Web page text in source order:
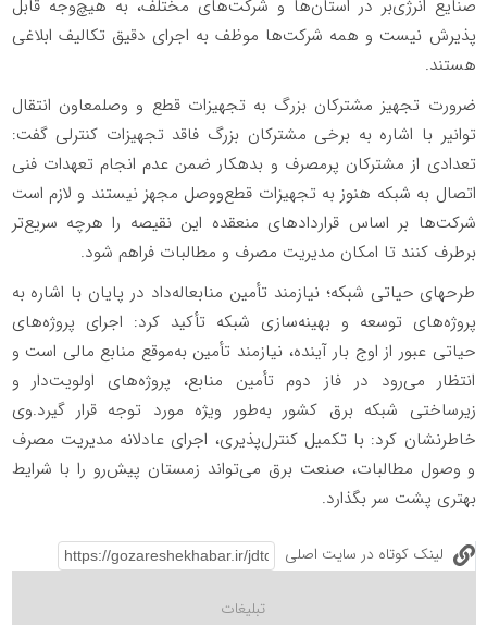
صنایع انرژی‌بر در استان‌ها و شرکت‌های مختلف، به هیچ‌وجه قابل
پذیرش نیست و همه شرکت‌ها موظف به اجرای دقیق تکالیف ابلاغی
هستند.
ضرورت تجهیز مشترکان بزرگ به تجهیزات قطع‌ و وصلمعاون انتقال
توانیر با اشاره به برخی مشترکان بزرگ فاقد تجهیزات کنترلی گفت:
تعدادی از مشترکان پرمصرف و بدهکار ضمن عدم انجام تعهدات فنی
اتصال به شبکه هنوز به تجهیزات قطع‌ووصل مجهز نیستند و لازم است
شرکت‌ها بر اساس قراردادهای منعقده این نقیصه را هرچه سریع‌تر
برطرف کنند تا امکان مدیریت مصرف و مطالبات فراهم شود.
طرحهای حیاتی شبکه؛ نیازمند تأمین منابعاله‌داد در پایان با اشاره به
پروژه‌های توسعه و بهینه‌سازی شبکه تأکید کرد: اجرای پروژه‌های
حیاتی عبور از اوج بار آینده، نیازمند تأمین به‌موقع منابع مالی است و
انتظار می‌رود در فاز دوم تأمین منابع، پروژه‌های اولویت‌دار و
زیرساختی شبکه برق کشور به‌طور ویژه مورد توجه قرار گیرد.وی
خاطرنشان کرد: با تکمیل کنترل‌پذیری، اجرای عادلانه مدیریت مصرف
و وصول مطالبات، صنعت برق می‌تواند زمستان پیش‌رو را با شرایط
بهتری پشت سر بگذارد.
لینک کوتاه در سایت اصلی